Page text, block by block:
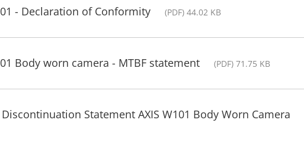
- Declaration of Conformity (PDF) 44.02 KB
Body worn camera - MTBF statement (PDF) 71.75 KB
Statement AXIS W101 Body Worn Camera